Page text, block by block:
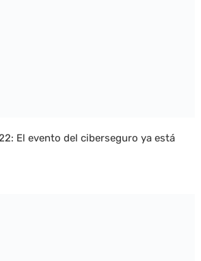
El evento del ciberseguro ya está